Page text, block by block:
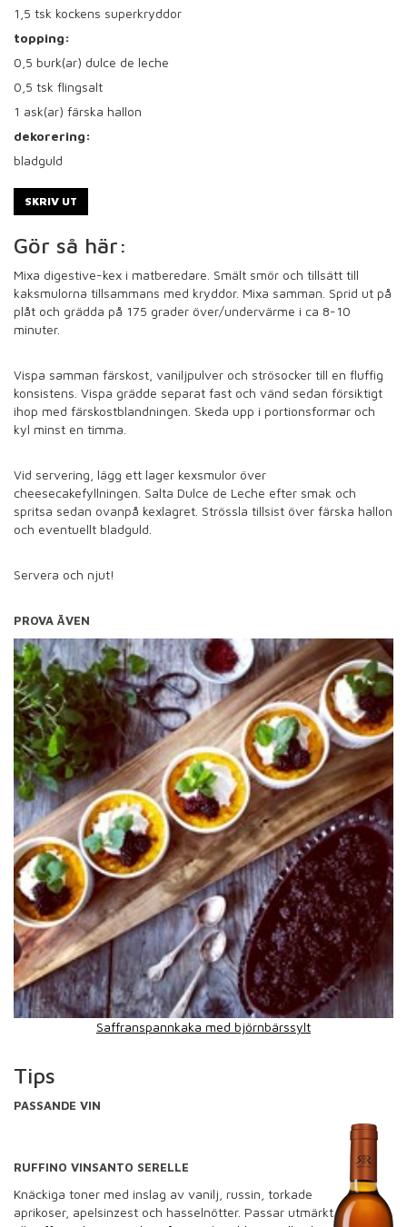
1,5 tsk kockens superkryddor
topping:
0,5 burk(ar) dulce de leche
0,5 tsk flingsalt
1 ask(ar) färska hallon
dekorering:
bladguld
SKRIV UT
Gör så här:
Mixa digestive-kex i matberedare. Smält smör och tillsätt till
kaksmulorna tillsammans med kryddor. Mixa samman. Sprid ut på
plåt och grädda på 175 grader över/undervärme i ca 8-10
minuter.
Vispa samman färskost, vaniljpulver och strösocker till en fluffig
konsistens. Vispa grädde separat fast och vänd sedan försiktigt
ihop med färskostblandningen. Skeda upp i portionsformar och
kyl minst en timma.
Vid servering, lägg ett lager kexsmulor över
cheesecakefyllningen. Salta Dulce de Leche efter smak och
spritsa sedan ovanpå kexlagret. Strössla tillsist över färska hallon
och eventuellt bladguld.
Servera och njut!
PROVA ÄVEN
Saffranspannkaka med björnbärssylt
Tips
PASSANDE VIN
RUFFINO VINSANTO SERELLE
Knäckiga toner med inslag av vanilj, russin, torkade
aprikoser, apelsinzest och hasselnötter. Passar utmärkt